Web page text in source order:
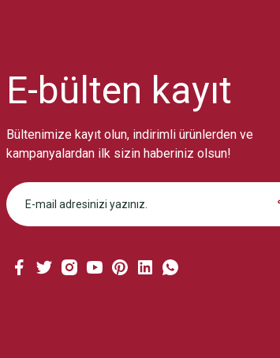
Bu ürüne benzer farklı alternatifler olmalı.
E-bülten kayıt
Bültenimize kayıt olun, indirimli ürünlerden ve
kampanyalardan ilk sizin haberiniz olsun!